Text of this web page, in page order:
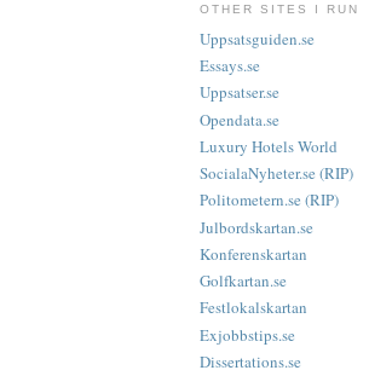
OTHER SITES I RUN
Uppsatsguiden.se
Essays.se
Uppsatser.se
Opendata.se
Luxury Hotels World
SocialaNyheter.se (RIP)
Politometern.se (RIP)
Julbordskartan.se
Konferenskartan
Golfkartan.se
Festlokalskartan
Exjobbstips.se
Dissertations.se